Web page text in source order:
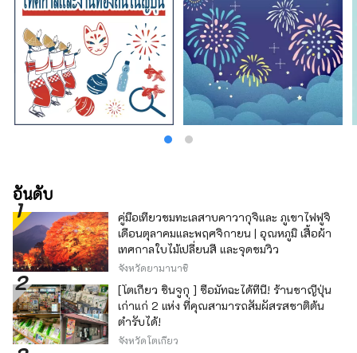
อันดับ
คู่มือเที่ยวชมทะเลสาบคาวากุจิและ ภูเขาไฟฟูจิ
เดือนตุลาคมและพฤศจิกายน | อุณหภูมิ เสื้อผ้า
เทศกาลใบไม้เปลี่ยนสี และจุดชมวิว
จังหวัดยามานาชิ
[โตเกียว ชินจูกุ ] ซื้อมัทฉะได้ที่นี่! ร้านชาญี่ปุ่น
เก่าแก่ 2 แห่ง ที่คุณสามารถสัมผัสรสชาติต้น
ตำรับได้!
จังหวัดโตเกียว